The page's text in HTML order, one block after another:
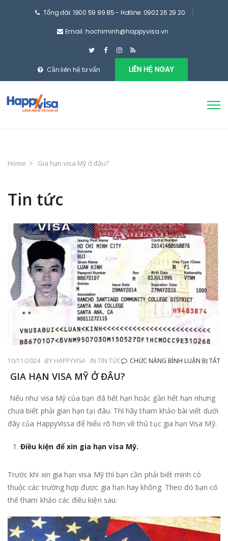
Tổng đài: 1900 59 99 85 - Hotline: 0902 26 29 20
Email: hochiminh@happyvisa.vn
Cần liên hệ tư vấn LIÊN HỆ NGAY
Home > Gia hạn visa Mỹ ở đâu?
Tin tức
10/11/2024 BY HAPPYVISA IN TIN TỨC CHỨC NĂNG BÌNH LUẬN BỊ TẮTỞ
GIA HẠN VISA MỸ Ở ĐÂU?
Nếu như visa Mỹ của bạn đã hết hạn hoặc gần hết hạn nhưng
chưa biết phải gian hạn tại đâu. Thì hãy tham khảo bài viết dưới
đây của HappyVissa để hiểu rõ hơn về thủ tục gia hạn Visa Mỹ.
Điều kiện để xin gia hạn visa Mỹ.
Trước khi xin gia hạn visa Mỹ thì bạn cần phải biết mình có
thuộc các trường hợp được gia hạn hay không. Theo đó bạn có
thể tham khảo các điều kiện sau: